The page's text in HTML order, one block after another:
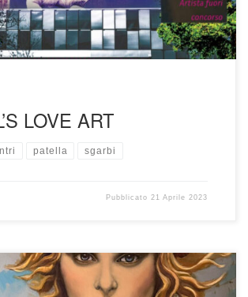
LOVE ART
patella sgarbi
Pubblicato 21 Aprile 2023